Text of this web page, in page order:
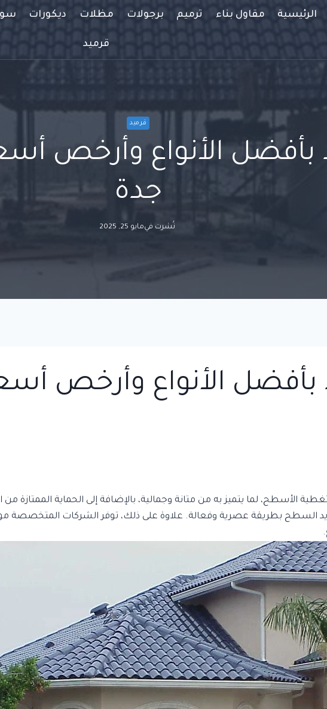
الرئيسية مقاول بناء ترميم برجولات مظلات ديكورات
قرميد
قرميد
بأفضل الأنواع وأرخص
جدة
نُشرت فيمايو 25, 2025
بأفضل الأنواع وأرخص
الأسطح، لما يتميز به من متانة وجمالية، بالإضافة إلى الحماية الممتازة
السطح بطريقة عصرية وفعالة. علاوة على ذلك، توفر الشركات المتخصصة